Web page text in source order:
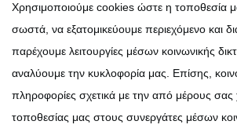
atticadps
Χρησιμοποιούμε cookies ώστε η τοποθεσία
σωστά, να εξατομικεύουμε περιεχόμενο και
παρέχουμε λειτουργίες μέσων κοινωνικής
αναλύουμε την κυκλοφορία μας. Επίσης,
πληροφορίες σχετικά με την από μέρους σας
τοποθεσίας μας στους συνεργάτες μέσων